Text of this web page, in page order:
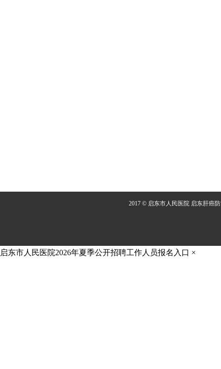
2017 © 启东市人民医院 启东肝癌
启东市人民医院2026年夏季公开招聘工作人员报名入口 ×